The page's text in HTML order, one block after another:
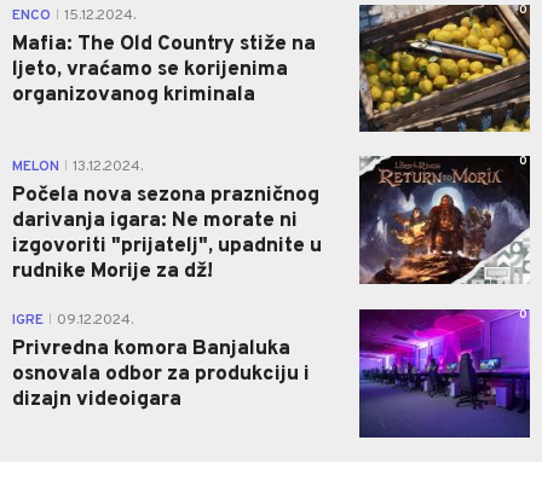
ENCO 15.12.2024.
Mafia: The Old Country stiže na
ljeto, vraćamo se korijenima
organizovanog kriminala
0
MELON 13.12.2024.
Počela nova sezona prazničnog
darivanja igara: Ne morate ni
izgovoriti "prijatelj", upadnite u
rudnike Morije za dž!
0
IGRE 09.12.2024.
Privredna komora Banjaluka
osnovala odbor za produkciju i
dizajn videoigara
0